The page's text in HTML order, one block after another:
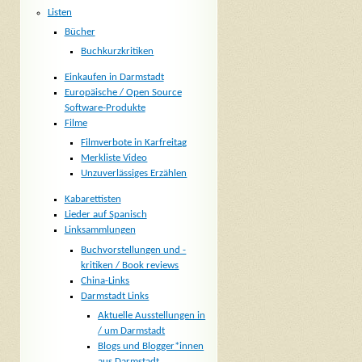
Listen
Bücher
Buchkurzkritiken
Einkaufen in Darmstadt
Europäische / Open Source
Software-Produkte
Filme
Filmverbote in Karfreitag
Merkliste Video
Unzuverlässiges Erzählen
Kabarettisten
Lieder auf Spanisch
Linksammlungen
Buchvorstellungen und -
kritiken / Book reviews
China-Links
Darmstadt Links
Aktuelle Ausstellungen in
/ um Darmstadt
Blogs und Blogger*innen